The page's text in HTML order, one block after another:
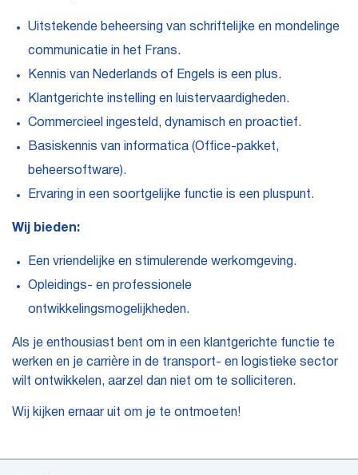
Uitstekende beheersing van schriftelijke en mondelinge
communicatie in het Frans.
Kennis van Nederlands of Engels is een plus.
Klantgerichte instelling en luistervaardigheden.
Commercieel ingesteld, dynamisch en proactief.
Basiskennis van informatica (Office-pakket,
beheersoftware).
Ervaring in een soortgelijke functie is een pluspunt.
Wij bieden:
Een vriendelijke en stimulerende werkomgeving.
Opleidings- en professionele
ontwikkelingsmogelijkheden.
Als je enthousiast bent om in een klantgerichte functie te
werken en je carrière in de transport- en logistieke sector
wilt ontwikkelen, aarzel dan niet om te solliciteren.
Wij kijken ernaar uit om je te ontmoeten!